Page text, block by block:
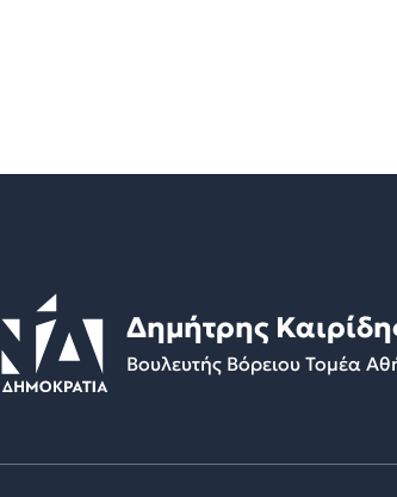
Δημήτρης
Βουλευτής Βόρειου Τομέα